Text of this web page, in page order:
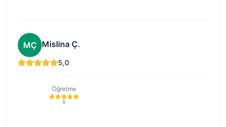
MÇ Mislina Ç.
5,0
Öğretme
5